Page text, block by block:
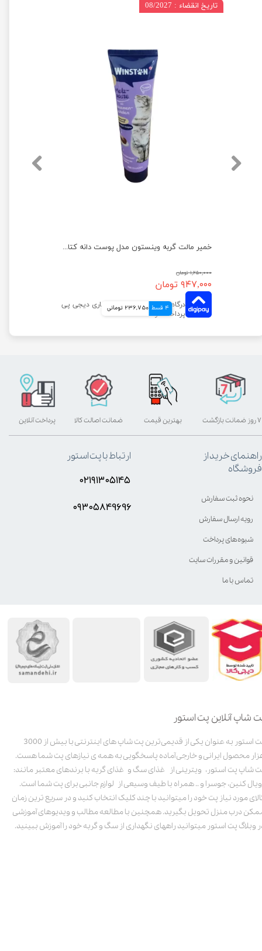
خمیر مالت گربه وینستون مدل پوست دانه کتان وزن 100 گرم
۱,۲۵۰,۰۰۰ تومان
۹۴۷,۰۰۰ تومان
4 قسط 236,750 تومانی
تاریخ انقضاء : 08/2027
شاپ آنلاین پت استور
پت استور به عنوان یکی از قدیمی‌ترین پت شاپ های اینترنتی با بیش از 3000
محصول ایرانی و خارجی آماده پاسخگویی به همه ی نیازهای پت شما هست.
شاپ پت استور، ویترینی از غذای سگ و غذای گربه با برندهای معتبر مانند:
کنین، جوسرا و .. همراه با طیف وسیعی از لوازم جانبی برای پت شما است.
مورد نیاز پت خود را میتوانید با چند کلیک انتخاب کنید و در سریع ترین زمان
درب منزل تحویل بگیرید. همچنین با مطالعه مطالب و ویدیوهای آموزشی
وبلاگ پت استور میتوانید راههای نگهداری از سگ و گربه خود را آموزش ببینید.
بهترین قیمت پرداخت آنلاین ۷ روز ضمانت بازگشت ضمانت اصالت کالا
راهنمای خرید از
فروشگاه
نحوه ثبت سفارش
رویه ارسال سفارش
شیوه‌های پرداخت
قوانین و مقررات سایت
تماس با ما
ارتباط با پت استور
۰۲۱۹۱۳۰۵۱۴۵
۰۹۳۰۵8۴9696